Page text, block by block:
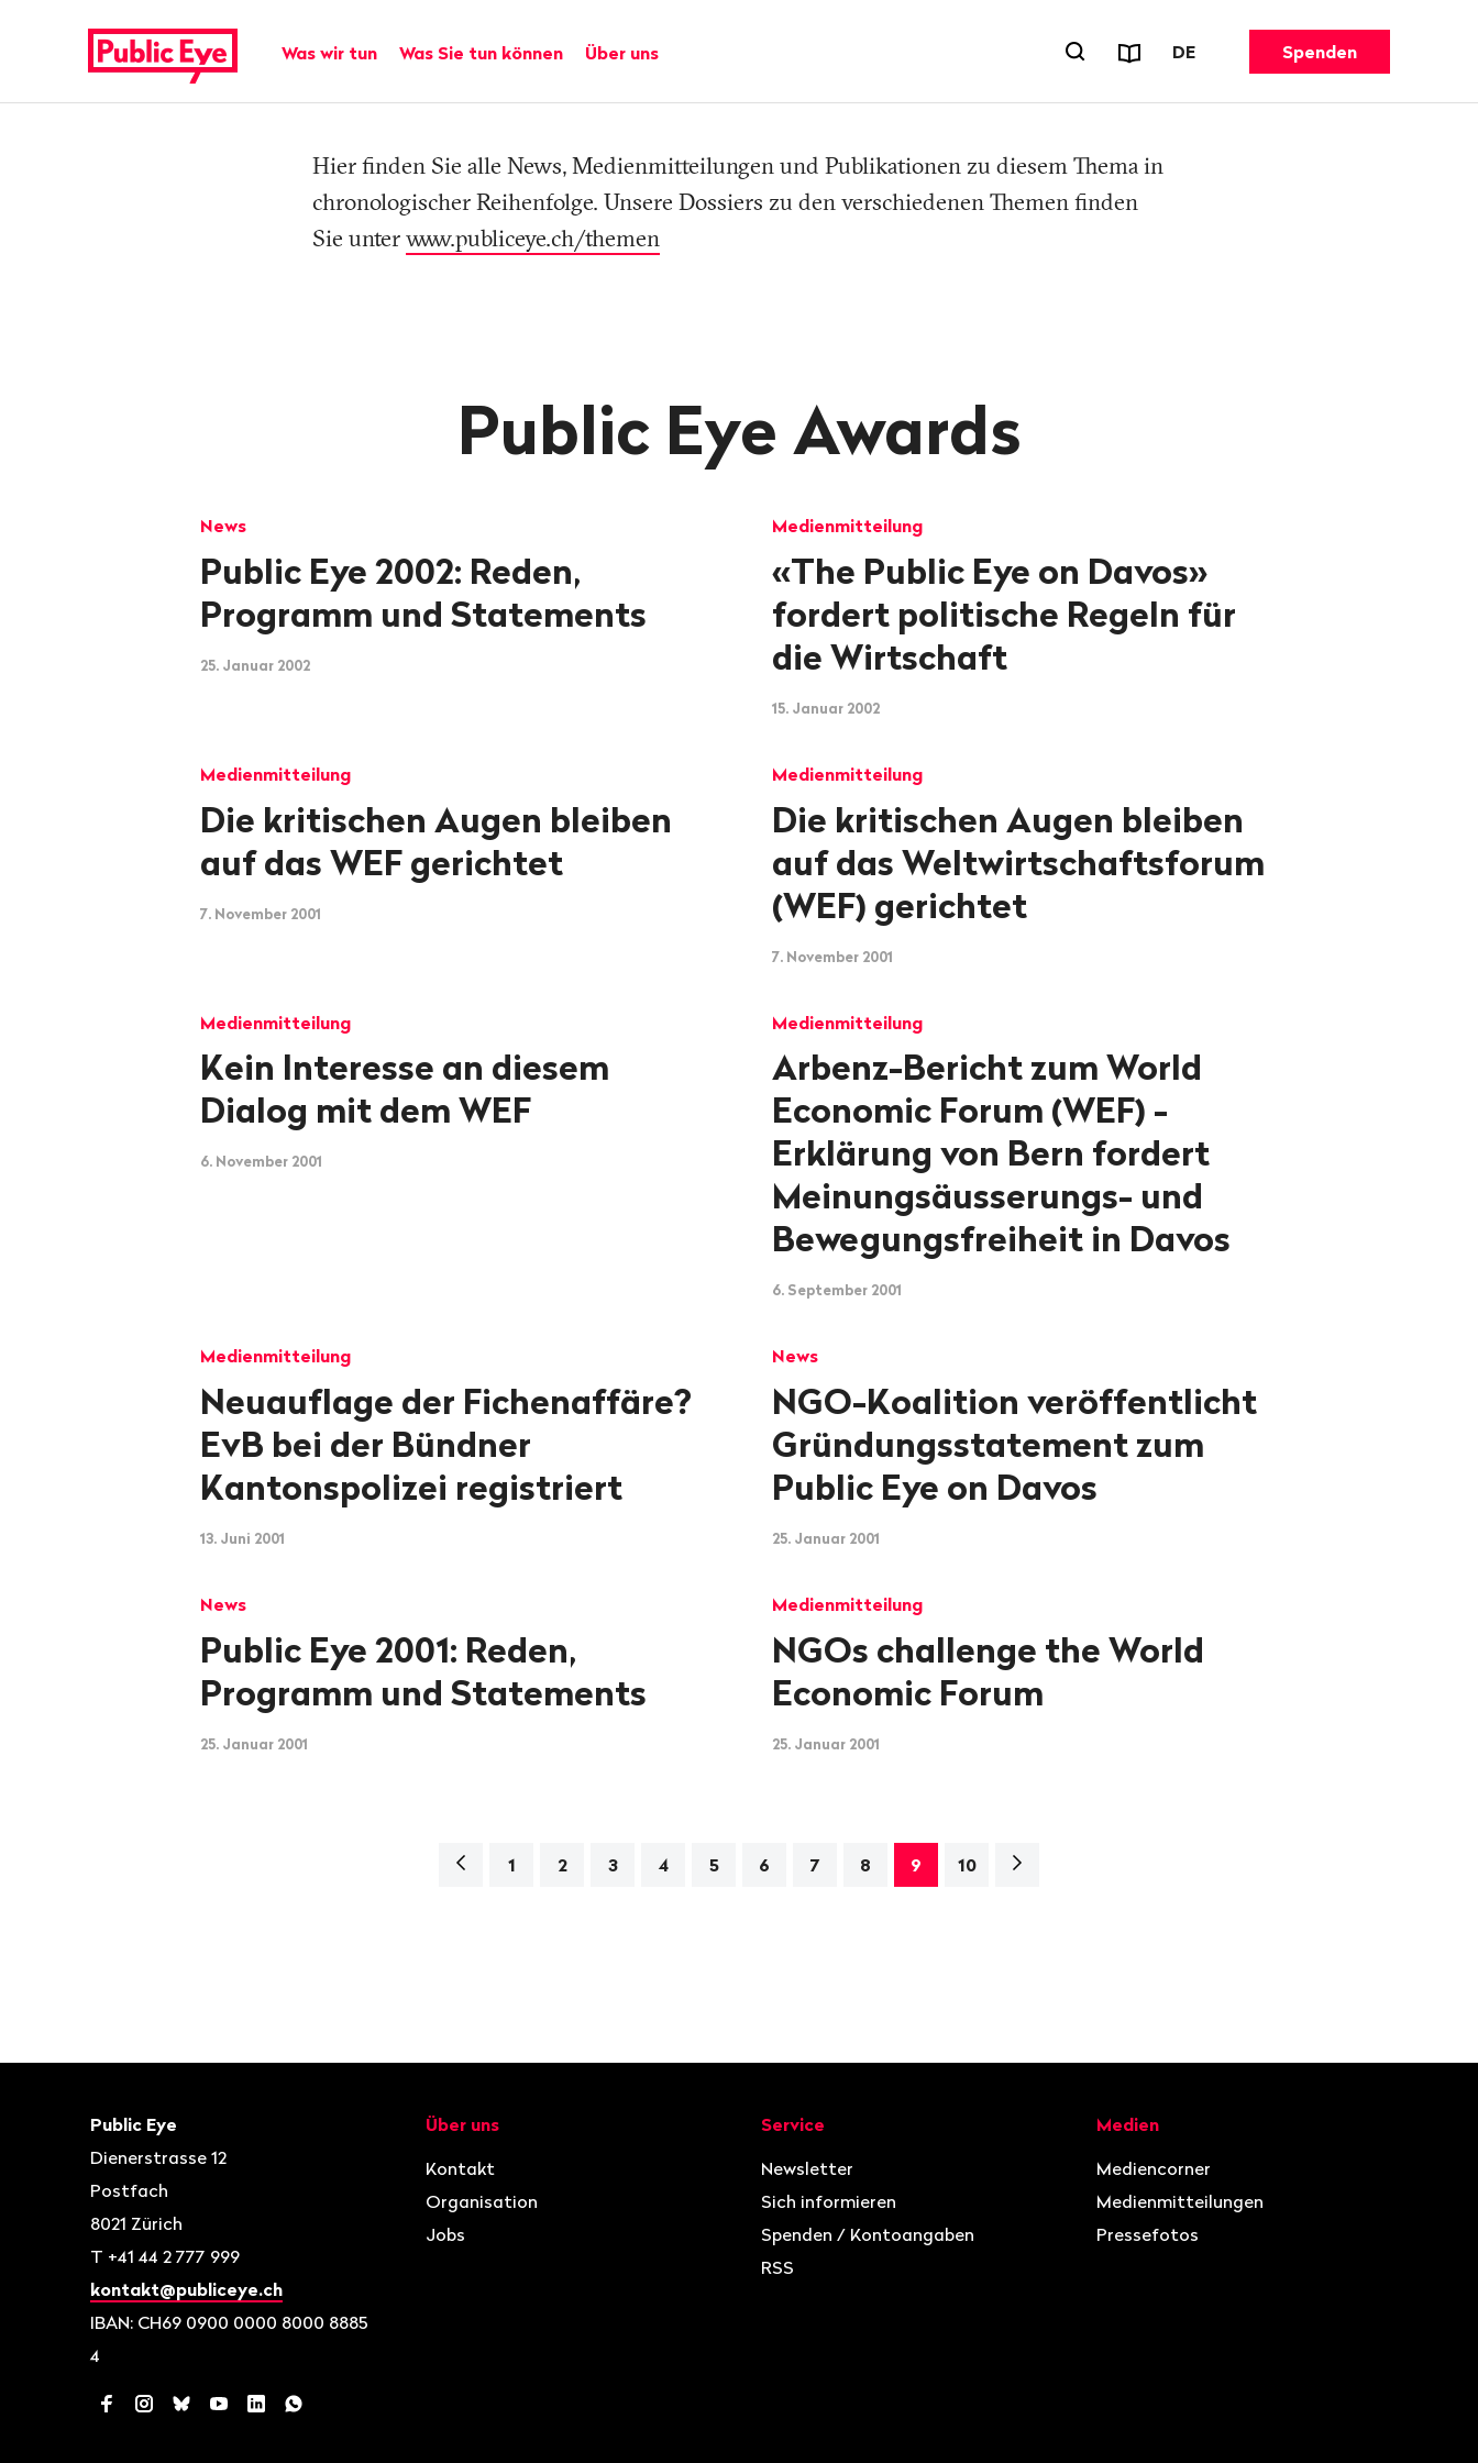
publiceye.ch
Hauptnavigation
Was wir tun Was Sie tun können Über uns Suchformular öffnen
Reports & Flyer
DESPRACHE WECHSELN. AKTUELL
Spenden
Hier finden Sie alle News, Medienmitteilungen und Publikationen zu diesem Thema in
chronologischer Reihenfolge. Unsere Dossiers zu den verschiedenen Themen finden
Sie unterwww.publiceye.ch/themen
Public Eye Awards
News
Public Eye 2002: Reden,
Programm und Statements
25. Januar 2002
Medienmitteilung
«The Public Eye on Davos»
fordert politische Regeln für
die Wirtschaft
15. Januar 2002
Medienmitteilung
Die kritischen Augen bleiben
auf das WEF gerichtet
7. November 2001
Medienmitteilung
Die kritischen Augen bleiben
auf das Weltwirtschaftsforum
(WEF) gerichtet
7. November 2001
Medienmitteilung
Kein Interesse an diesem
Dialog mit dem WEF
6. November 2001
Medienmitteilung
Arbenz-Bericht zum World
Economic Forum (WEF) -
Erklärung von Bern fordert
Meinungsäusserungs- und
Bewegungsfreiheit in Davos
6. September 2001
Medienmitteilung
Neuauflage der Fichenaffäre?
EvB bei der Bündner
Kantonspolizei registriert
13. Juni 2001
News
NGO-Koalition veröffentlicht
Gründungsstatement zum
Public Eye on Davos
25. Januar 2001
News
Public Eye 2001: Reden,
Programm und Statements
25. Januar 2001
Medienmitteilung
NGOs challenge the World
Economic Forum
25. Januar 2001
Navigation
1 2 3 4 5 6 7 8 9 10
Nächste
Kontakt
Public Eye
Dienerstrasse 12
Postfach
8021 Zürich
T +41 44 2 777 999
kontakt@publiceye.ch
IBAN: CH69 0900 0000 8000 8885
4
FacebookInstagram
BlueskyYouTubeLinkedInWhatsApp
Navigation
Über uns
Kontakt
Organisation
Jobs
Service
Newsletter
Sich informieren
Spenden / Kontoangaben
RSS
Medien
Mediencorner
Medienmitteilungen
Pressefotos